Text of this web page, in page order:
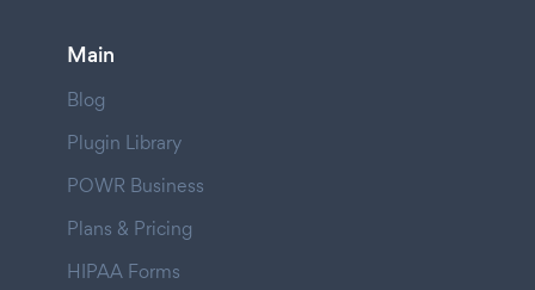
Main
Blog
Plugin Library
POWR Business
Plans & Pricing
HIPAA Forms